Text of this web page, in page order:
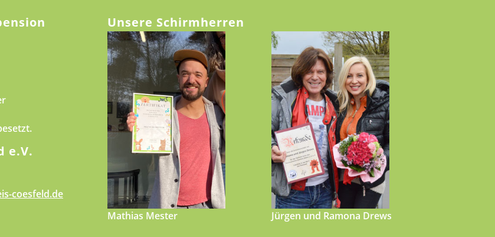
e.V.
coesfeld.de
Unsere Schirmherren
Mathias Mester Jürgen und Ramona Drews